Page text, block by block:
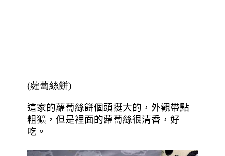
(蘿蔔絲餅)
這家的蘿蔔絲餅個頭挺大的，外觀帶點
粗獷，但是裡面的蘿蔔絲很清香，好
吃。